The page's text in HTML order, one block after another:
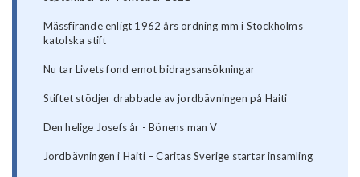
Mässfirande enligt 1962 års ordning mm i Stockholms
katolska stift
Nu tar Livets fond emot bidragsansökningar
Stiftet stödjer drabbade av jordbävningen på Haiti
Den helige Josefs år - Bönens man V
Jordbävningen i Haiti – Caritas Sverige startar insamling